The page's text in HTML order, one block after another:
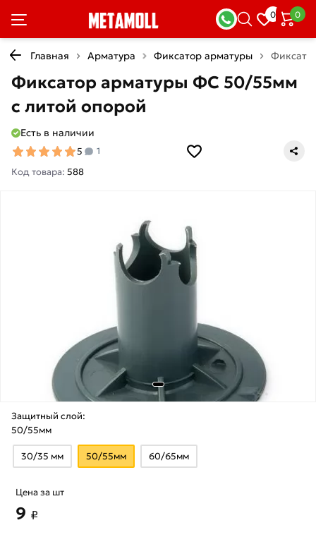
0 0
Главная Арматура Фиксатор арматуры
Фиксатор арматуры ФС 50/55мм
с литой опорой
Есть в наличии
5 1
Код товара: 588
Защитный слой:
50/55мм
30/35 мм 50/55мм 60/65мм
Цена за шт
9 ₽